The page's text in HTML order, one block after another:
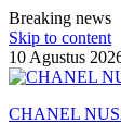
Breaking news
Skip to content
10 Agustus
CHANEL